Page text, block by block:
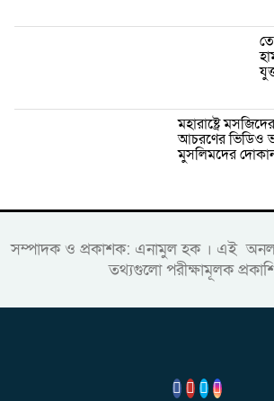
মহারাষ্ট্রে
আচরণের ভিডিও
মুসলিমদের
সম্পাদক ও প্রকাশক: এনামুল হক । এই
তথ্যগুলো পরীক্ষামূলক